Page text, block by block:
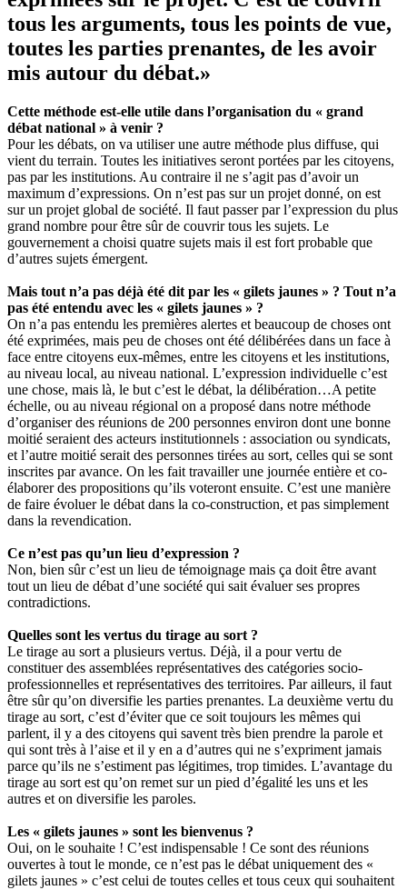
tous les arguments, tous les points de vue,
toutes les parties prenantes, de les avoir
mis autour du débat.»
Cette méthode est-elle utile dans l’organisation du « grand
débat national » à venir ?
Pour les débats, on va utiliser une autre méthode plus diffuse, qui
vient du terrain. Toutes les initiatives seront portées par les citoyens,
pas par les institutions. Au contraire il ne s’agit pas d’avoir un
maximum d’expressions. On n’est pas sur un projet donné, on est
sur un projet global de société. Il faut passer par l’expression du plus
grand nombre pour être sûr de couvrir tous les sujets. Le
gouvernement a choisi quatre sujets mais il est fort probable que
d’autres sujets émergent.
Mais tout n’a pas déjà été dit par les « gilets jaunes » ? Tout n’a
pas été entendu avec les « gilets jaunes » ?
On n’a pas entendu les premières alertes et beaucoup de choses ont
été exprimées, mais peu de choses ont été délibérées dans un face à
face entre citoyens eux-mêmes, entre les citoyens et les institutions,
au niveau local, au niveau national. L’expression individuelle c’est
une chose, mais là, le but c’est le débat, la délibération…A petite
échelle, ou au niveau régional on a proposé dans notre méthode
d’organiser des réunions de 200 personnes environ dont une bonne
moitié seraient des acteurs institutionnels : association ou syndicats,
et l’autre moitié serait des personnes tirées au sort, celles qui se sont
inscrites par avance. On les fait travailler une journée entière et co-
élaborer des propositions qu’ils voteront ensuite. C’est une manière
de faire évoluer le débat dans la co-construction, et pas simplement
dans la revendication.
Ce n’est pas qu’un lieu d’expression ?
Non, bien sûr c’est un lieu de témoignage mais ça doit être avant
tout un lieu de débat d’une société qui sait évaluer ses propres
contradictions.
Quelles sont les vertus du tirage au sort ?
Le tirage au sort a plusieurs vertus. Déjà, il a pour vertu de
constituer des assemblées représentatives des catégories socio-
professionnelles et représentatives des territoires. Par ailleurs, il faut
être sûr qu’on diversifie les parties prenantes. La deuxième vertu du
tirage au sort, c’est d’éviter que ce soit toujours les mêmes qui
parlent, il y a des citoyens qui savent très bien prendre la parole et
qui sont très à l’aise et il y en a d’autres qui ne s’expriment jamais
parce qu’ils ne s’estiment pas légitimes, trop timides. L’avantage du
tirage au sort est qu’on remet sur un pied d’égalité les uns et les
autres et on diversifie les paroles.
Les « gilets jaunes » sont les bienvenus ?
Oui, on le souhaite ! C’est indispensable ! Ce sont des réunions
ouvertes à tout le monde, ce n’est pas le débat uniquement des «
gilets jaunes » c’est celui de toutes celles et tous ceux qui souhaitent